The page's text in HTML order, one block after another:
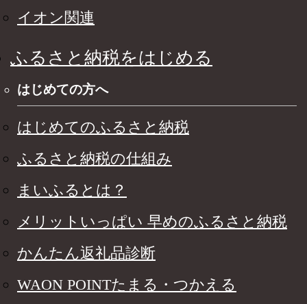
イオン関連
ふるさと納税をはじめる
はじめての方へ
はじめてのふるさと納税
ふるさと納税の仕組み
まいふるとは？
メリットいっぱい 早めのふるさと納税
かんたん返礼品診断
WAON POINTたまる・つかえる